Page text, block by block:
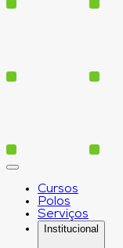
Cursos
Polos
Serviços
Institucional